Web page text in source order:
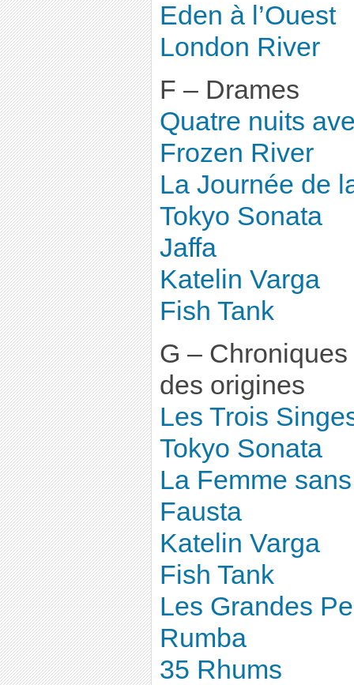
Eden à l’Ouest
London River
F – Drames
Quatre nuits
Frozen River
La Journée de
Tokyo Sonata
Jaffa
Katelin Varga
Fish Tank
G –
des origines
Les Trois
Tokyo Sonata
La Femme
Fausta
Katelin Varga
Fish Tank
Les Grandes
Rumba
35 Rhums